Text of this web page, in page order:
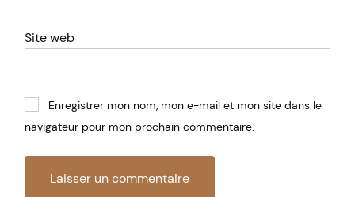
Site web
Enregistrer mon nom, mon e-mail et mon site dans le
navigateur pour mon prochain commentaire.